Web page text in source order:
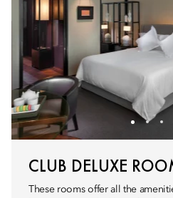
CLUB DELUXE
These rooms offer all the